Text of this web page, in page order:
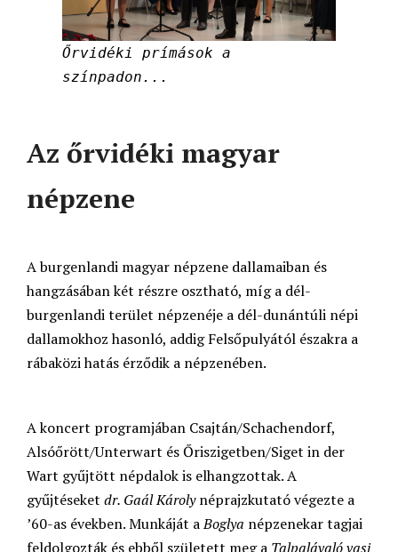
Őrvidéki prímások a
színpadon...
Az őrvidéki magyar
népzene
A burgenlandi magyar népzene dallamaiban és
hangzásában két részre osztható, míg a dél-
burgenlandi terület népzenéje a dél-dunántúli népi
dallamokhoz hasonló, addig Felsőpulyától északra a
rábaközi hatás érződik a népzenében.
A koncert programjában Csajtán/Schachendorf,
Alsóőrött/Unterwart és Őriszigetben/Siget in der
Wart gyűjtött népdalok is elhangzottak. A
gyűjtéseket dr. Gaál Károlynéprajzkutató végezte a
’60-as években. Munkáját aBoglya népzenekar tagjai
feldolgozták és ebből született meg a Talpalávaló vasi